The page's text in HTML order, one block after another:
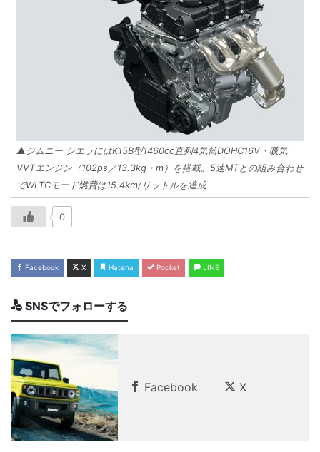
▲ジムニー シエラにはK15B型1460cc直列4気筒DOHC16V・吸気
VVTエンジン（102ps／13.3kg・m）を搭載。5速MTとの組み合わせ
でWLTCモード燃費は15.4km/リットルを達成
0
Facebook X Hatena Pocket LINE
SNSでフォローする
Facebook X